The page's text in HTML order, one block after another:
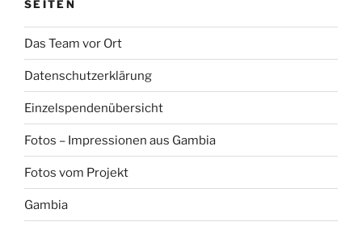
SEITEN
Das Team vor Ort
Datenschutzerklärung
Einzelspendenübersicht
Fotos – Impressionen aus Gambia
Fotos vom Projekt
Gambia